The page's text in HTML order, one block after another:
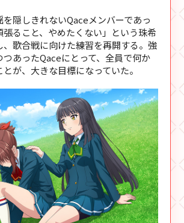
を隠しきれないQaceメンバーであっ
張ること、やめたくない」という珠希
、歌合戦に向けた練習を再開する。強
つあったQaceにとって、全員で何か
が、大きな目標になっていた。